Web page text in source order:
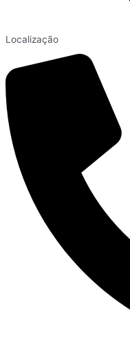
Localização